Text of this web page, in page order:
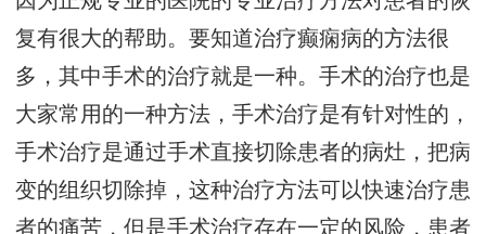
复有很大的帮助。要知道治疗癫痫病的方法很
多，其中手术的治疗就是一种。手术的治疗也是
大家常用的一种方法，手术治疗是有针对性的，
手术治疗是通过手术直接切除患者的病灶，把病
变的组织切除掉，这种治疗方法可以快速治疗患
者的痛苦，但是手术治疗存在一定的风险，患者